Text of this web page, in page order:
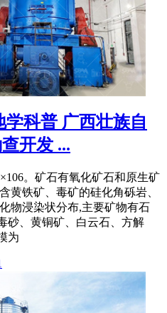
学科普 广西壮族自
开发 ...
。矿石有氧化矿石和原生矿
黄铁矿、毒矿的硅化角砾岩、
物浸染状分布,主要矿物有石
砂、黄铜矿、白云石、方解
为